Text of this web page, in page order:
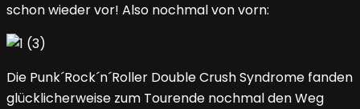
schon wieder vor! Also nochmal von vorn:
Die Punk´Rock´n´Roller Double Crush Syndrome fanden
glücklicherweise zum Tourende nochmal den Weg